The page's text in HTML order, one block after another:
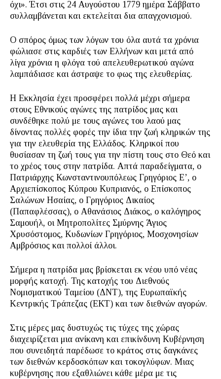
όχι». Έτσι στις 24 Αυγούστου 1779 ημέρα Σάββατο
συλλαμβάνεται και εκτελείται δια απαγχονισμού.
Ο σπόρος όμως των λόγων του όλα αυτά τα χρόνια
φώλιασε στις καρδιές των Ελλήνων και μετά από
λίγα χρόνια η φλόγα τού απελευθερωτικού αγώνα
λαμπάδιασε και άστραψε το φως της ελευθερίας.
Η Εκκλησία έχει προσφέρει πολλά μέχρι σήμερα
στους Εθνικούς αγώνες της πατρίδος μας και
συνδέθηκε πολύ με τους αγώνες του λαού μας
δίνοντας πολλές φορές την ίδια την ζωή κληρικών της
για την ελευθερία της Ελλάδος. Κληρικοί που
θυσίασαν τη ζωή τους για την πίστη τους στο Θεό και
το χρέος τους στην πατρίδα. Απτά παραδείγματα, ο
Πατριάρχης Κωνσταντινουπόλεως Γρηγόριος Ε’, ο
Αρχιεπίσκοπος Κύπρου Κυπριανός, ο Επίσκοπος
Σαλώνων Ησαίας, ο Γρηγόριος Δικαίος
(Παπαφλέσσας), ο Αθανάσιος Διάκος, ο καλόγηρος
Σαμουήλ, οι Μητροπολίτες Σμύρνης Άγιος
Χρυσόστομος, Κυδωνίων Γρηγόριος, Μοσχονησίων
Αμβρόσιος και πολλοί άλλοι.
Σήμερα η πατρίδα μας βρίσκεται εκ νέου υπό νέας
μορφής κατοχή. Της κατοχής του Διεθνούς
Νομισματικού Ταμείου (ΔΝΤ), της Ευρωπαϊκής
Κεντρικής Τράπεζας (ΕΚΤ) και των διεθνών αγορών.
Στις μέρες μας δυστυχώς τις τύχες της χώρας
διαχειρίζεται μια ανίκανη και επικίνδυνη Κυβέρνηση
που συνειδητά παρέδωσε το κράτος στις δαγκάνες
των διεθνών κερδοσκόπων και τοκογλύφων. Μιας
κυβέρνησης που εξαθλιώνει κάθε μέρα με τις